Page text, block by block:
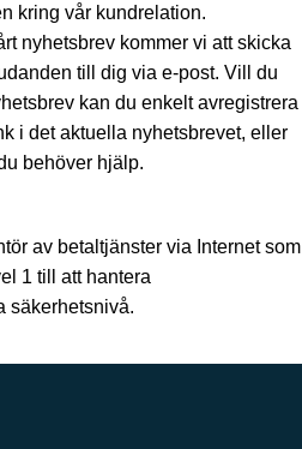
kring vår kundrelation.
nyhetsbrev kommer vi att skicka
till dig via e-post. Vill du
kan du enkelt avregistrera
i det aktuella nyhetsbrevet, eller
behöver hjälp.
av betaltjänster via Internet som
1 till att hantera
säkerhetsnivå.